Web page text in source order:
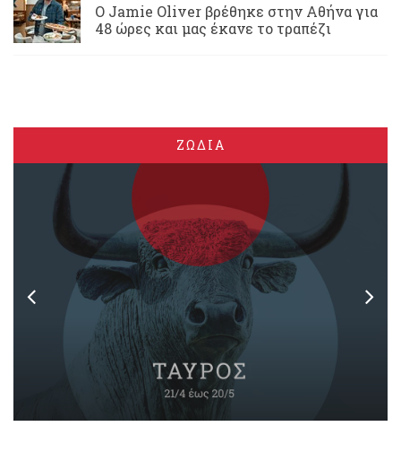
Ο Jamie Oliver βρέθηκε στην Αθήνα για
48 ώρες και μας έκανε το τραπέζι
ΖΩΔΙΑ